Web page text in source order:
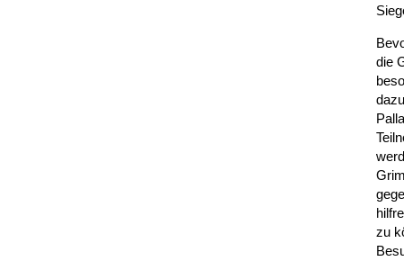
die
zu